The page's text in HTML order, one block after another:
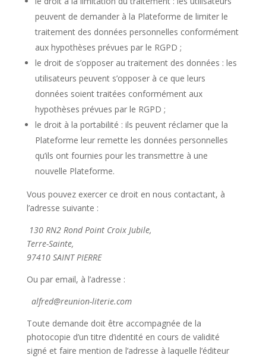
peuvent de demander à la Plateforme de limiter le
traitement des données personnelles conformément
aux hypothèses prévues par le RGPD ;
le droit de s’opposer au traitement des données : les
utilisateurs peuvent s’opposer à ce que leurs
données soient traitées conformément aux
hypothèses prévues par le RGPD ;
le droit à la portabilité : ils peuvent réclamer que la
Plateforme leur remette les données personnelles
qu’ils ont fournies pour les transmettre à une
nouvelle Plateforme.
Vous pouvez exercer ce droit en nous contactant, à
l’adresse suivante :
130 RN2 Rond Point Croix Jubile,
Terre-Sainte,
97410 SAINT PIERRE
Ou par email, à l’adresse :
alfred@reunion-literie.com
Toute demande doit être accompagnée de la
photocopie d’un titre d’identité en cours de validité
signé et faire mention de l’adresse à laquelle l’éditeur